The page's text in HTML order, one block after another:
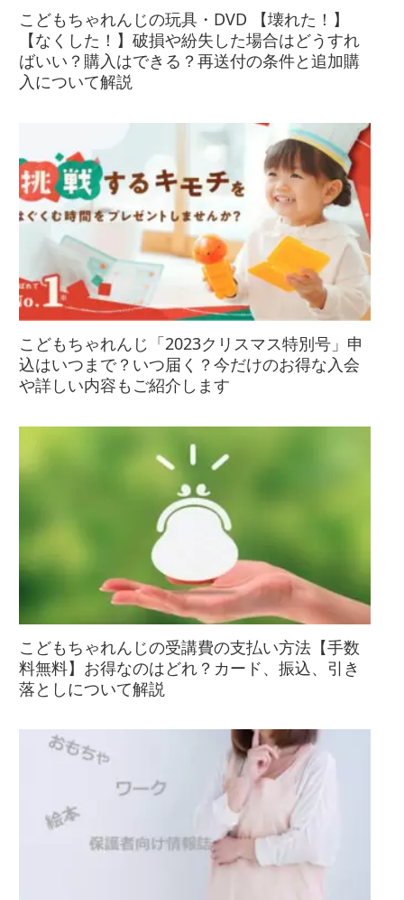
こどもちゃれんじの玩具・DVD 【壊れた！】
【なくした！】破損や紛失した場合はどうすれ
ばいい？購入はできる？再送付の条件と追加購
入について解説
こどもちゃれんじ「2023クリスマス特別号」申
込はいつまで？いつ届く？今だけのお得な入会
や詳しい内容もご紹介します
こどもちゃれんじの受講費の支払い方法【手数
料無料】お得なのはどれ？カード、振込、引き
落としについて解説